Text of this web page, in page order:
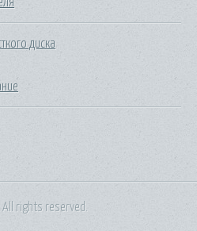
диска
rights reserved.